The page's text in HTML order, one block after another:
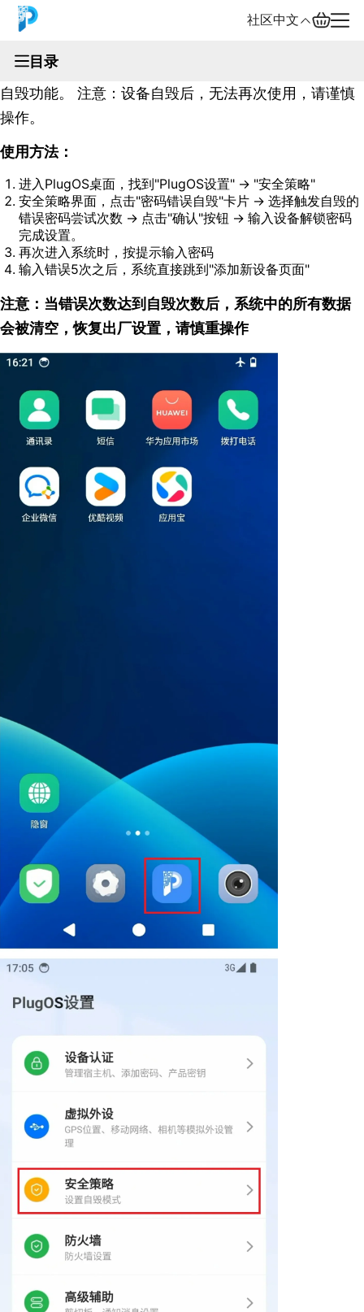
社区中文
目录
出于安全保护目的，PlugOS设备提供密码错误次数上限
自毁功能。 注意：设备自毁后，无法再次使用，请谨慎
操作。
使用方法：
进入PlugOS桌面，找到"PlugOS设置" → "安全策略"
安全策略界面，点击"密码错误自毁"卡片 → 选择触发自毁的
错误密码尝试次数 → 点击"确认"按钮 → 输入设备解锁密码
完成设置。
再次进入系统时，按提示输入密码
输入错误5次之后，系统直接跳到"添加新设备页面"
注意：当错误次数达到自毁次数后，系统中的所有数据
会被清空，恢复出厂设置，请慎重操作
中文
Español
Русский